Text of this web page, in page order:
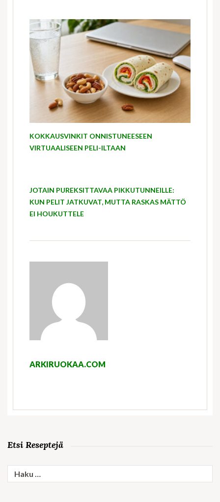
KOKKAUSVINKIT ONNISTUNEESEEN
VIRTUAALISEEN PELI-ILTAAN
JOTAIN PUREKSITTAVAA PIKKUTUNNEILLE:
KUN PELIT JATKUVAT, MUTTA RASKAS MÄTTÖ
EI HOUKUTTELE
ARKIRUOKAA.COM
Etsi Reseptejä